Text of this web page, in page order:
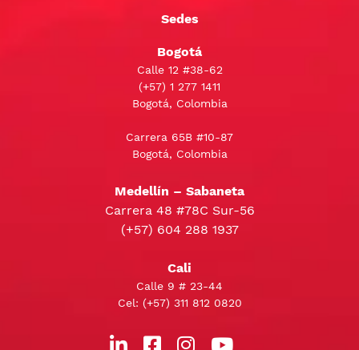
Sedes
Bogotá
Calle 12 #38-62
(+57) 1 277 1411
Bogotá, Colombia
Carrera 65B #10-87
Bogotá, Colombia
Medellín – Sabaneta
Carrera 48 #78C Sur-56
(+57) 604 288 1937
Cali
Calle 9 # 23-44
Cel: (+57) 311 812 0820